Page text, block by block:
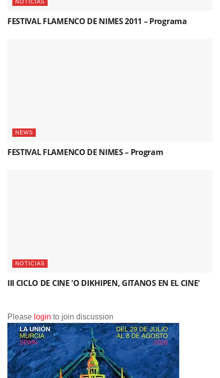
NOTICIAS
FESTIVAL FLAMENCO DE NIMES 2011 – Programa
NEWS
FESTIVAL FLAMENCO DE NIMES – Program
NOTICIAS
III CICLO DE CINE 'O DIKHIPEN, GITANOS EN EL CINE'
Please login to join discussion